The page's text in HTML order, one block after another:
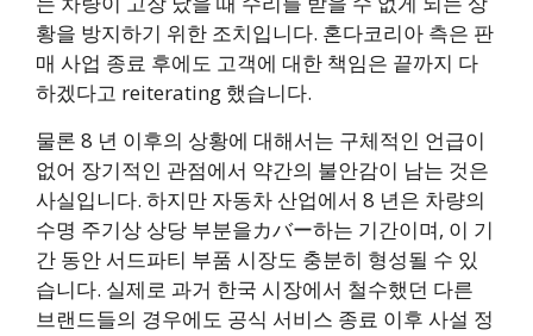
황을 방지하기 위한 조치입니다. 혼다코리아 측은 판
매 사업 종료 후에도 고객에 대한 책임은 끝까지 다
하겠다고 reiterating 했습니다.
물론 8 년 이후의 상황에 대해서는 구체적인 언급이
없어 장기적인 관점에서 약간의 불안감이 남는 것은
사실입니다. 하지만 자동차 산업에서 8 년은 차량의
수명 주기상 상당 부분을カバー하는 기간이며, 이 기
간 동안 서드파티 부품 시장도 충분히 형성될 수 있
습니다. 실제로 과거 한국 시장에서 철수했던 다른
브랜드들의 경우에도 공식 서비스 종료 이후 사설 정